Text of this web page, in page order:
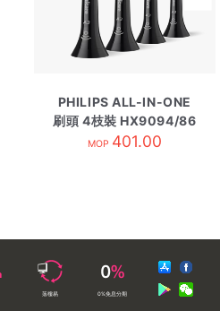
PHILIPS ALL-IN-ONE
刷頭 4枝裝 HX9094/86
黑
MOP 401.00
落樓易 0%免息分期